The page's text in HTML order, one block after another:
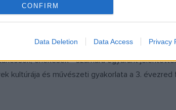
CONFIRM
Data Deletion Data Access Privacy
elmondta: "A kultúrának a pályázati kiírásban
mivolta, kollektivizmusa, szigorú műfaji
énekesek - számára egyaránt
kultúrája és művészeti gyakorlata a 3.